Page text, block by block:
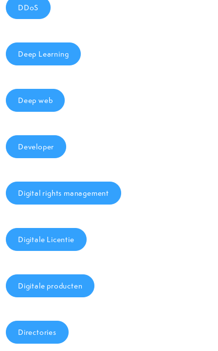
DDoS
Deep Learning
Deep web
Developer
Digital rights management
Digitale Licentie
Digitale producten
Directories